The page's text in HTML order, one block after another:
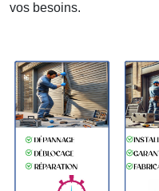
vos besoins.